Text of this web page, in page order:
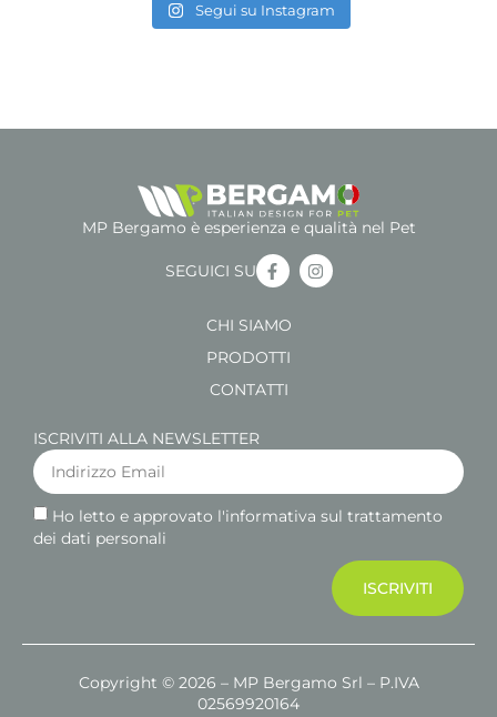
Segui su Instagram
MP Bergamo è esperienza e qualità nel Pet
SEGUICI SU
CHI SIAMO
PRODOTTI
CONTATTI
ISCRIVITI ALLA NEWSLETTER
Ho letto e approvato l'informativa sul trattamento
dei dati personali
ISCRIVITI
Copyright © 2026 – MP Bergamo Srl – P.IVA
02569920164